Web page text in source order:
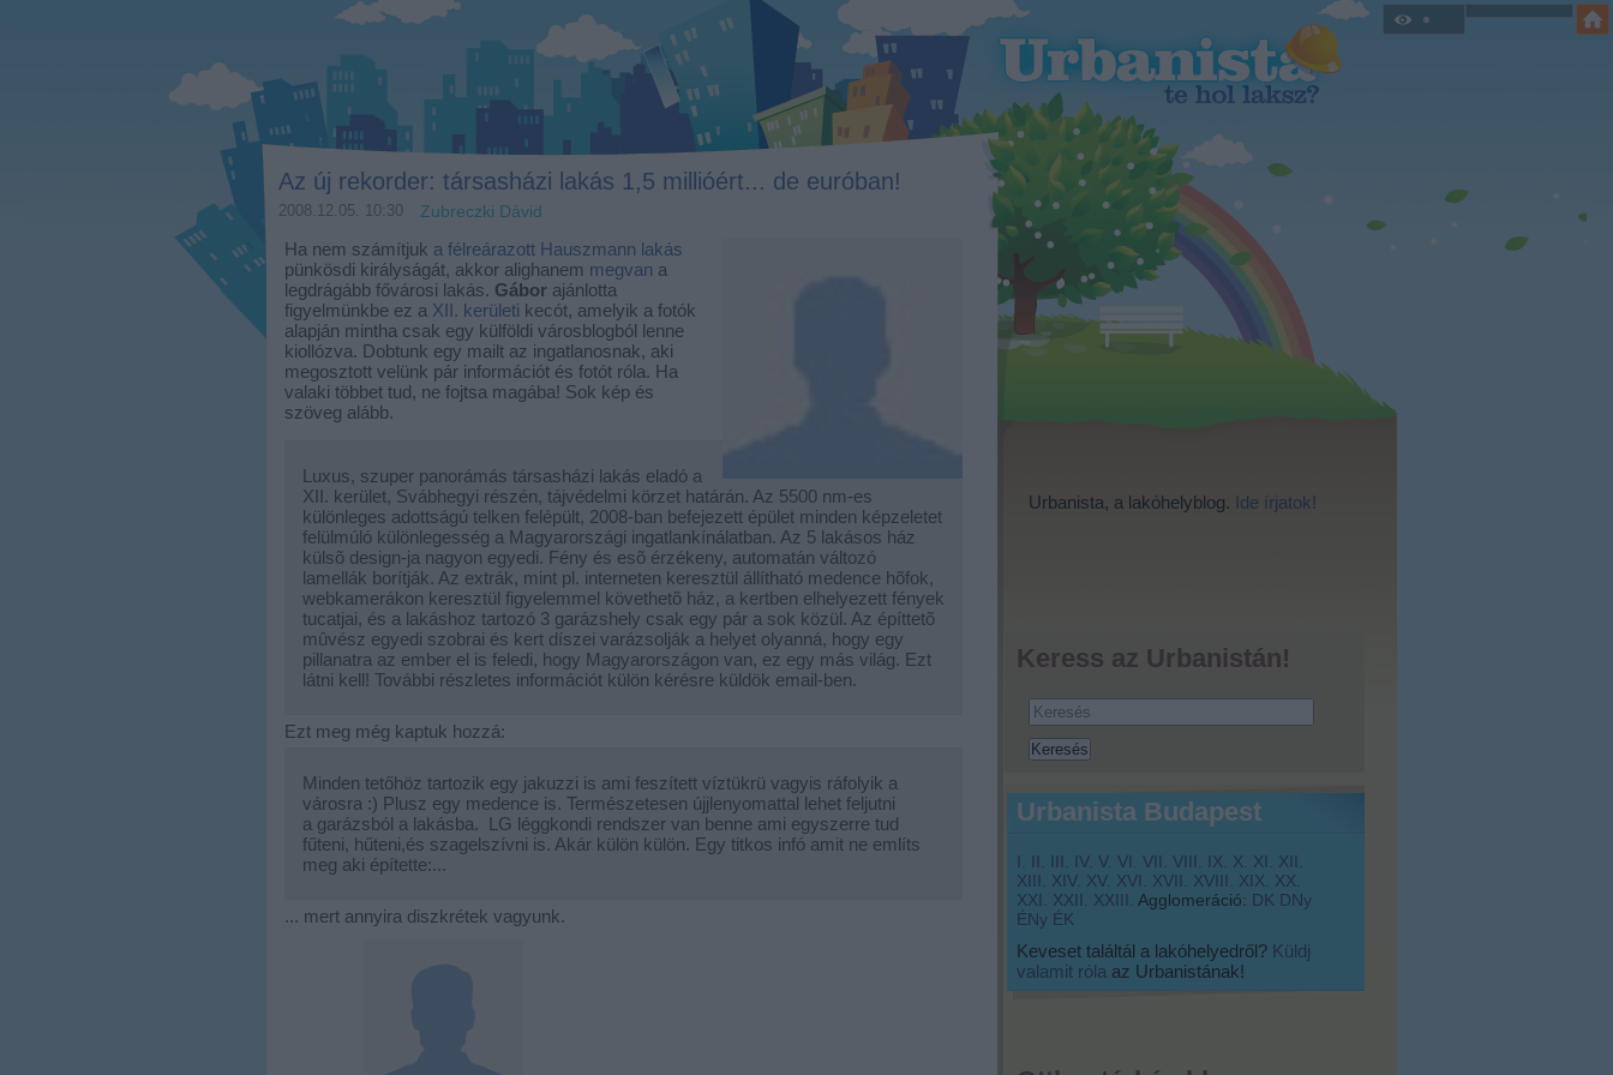
Az új rekorder: társasházi lakás 1,5 millióért... de euróban!
2008.12.05. 10:30 Zubreczki Dávid
Ha nem számítjuk a félreárazott Hauszmann lakás
pünkösdi királyságát, akkor alighanem megvan a
legdrágább fővárosi lakás. Gábor ajánlotta
figyelmünkbe ez a XII. kerületi kecót, amelyik a fotók
alapján mintha csak egy külföldi városblogból lenne
kiollózva. Dobtunk egy mailt az ingatlanosnak, aki
megosztott velünk pár információt és fotót róla. Ha
valaki többet tud, ne fojtsa magába! Sok kép és
szöveg alább.
Luxus, szuper panorámás társasházi lakás eladó a
XII. kerület, Svábhegyi részén, tájvédelmi körzet határán. Az 5500 nm-es
különleges adottságú telken felépült, 2008-ban befejezett épület minden képzeletet
felülmúló különlegesség a Magyarországi ingatlankínálatban. Az 5 lakásos ház
külsõ design-ja nagyon egyedi. Fény és esõ érzékeny, automatán változó
lamellák borítják. Az extrák, mint pl. interneten keresztül állítható medence hõfok,
webkamerákon keresztül figyelemmel követhetõ ház, a kertben elhelyezett fények
tucatjai, és a lakáshoz tartozó 3 garázshely csak egy pár a sok közül. Az építtetõ
mûvész egyedi szobrai és kert díszei varázsolják a helyet olyanná, hogy egy
pillanatra az ember el is feledi, hogy Magyarországon van, ez egy más világ. Ezt
látni kell! További részletes információt külön kérésre küldök email-ben.
Ezt meg még kaptuk hozzá:
Minden tetőhöz tartozik egy jakuzzi is ami feszített víztükrü vagyis ráfolyik a
városra :) Plusz egy medence is. Természetesen újjlenyomattal lehet feljutni
a garázsból a lakásba. LG léggkondi rendszer van benne ami egyszerre tud
fűteni, hűteni,és szagelszívni is. Akár külön külön. Egy titkos infó amit ne említs
meg aki építette:...
... mert annyira diszkrétek vagyunk.
Urbanista, a lakóhelyblog. Ide írjatok!
Keress az Urbanistán!
Urbanista Budapest
I. II. III. IV. V. VI. VII. VIII. IX. X. XI.
XII.
XIII.
XIV. XV. XVI. XVII. XVIII. XIX.
XX.
XXI.
XXII. XXIII. Agglomeráció: DK DNy
ÉNy ÉK
Keveset találtál a lakóhelyedről? Küldj
valamit róla az Urbanistának!